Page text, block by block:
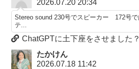
2026.07.20 20:34
Stereo sound 230号でスピーカー 172号で
テ...
ChatGPTに土下座をさせました
たかけん
2026.07.18 11:42